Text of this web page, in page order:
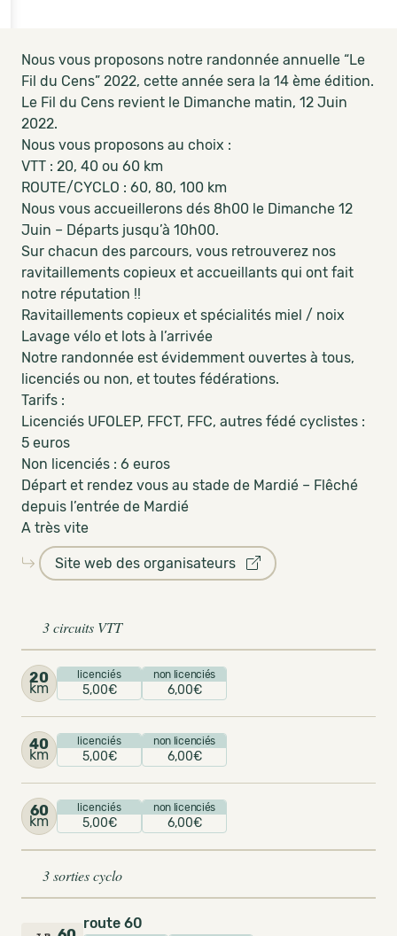
Nous vous proposons notre randonnée annuelle “Le
Fil du Cens” 2022, cette année sera la 14 ème édition.
Le Fil du Cens revient le Dimanche matin, 12 Juin
2022.
Nous vous proposons au choix :
VTT : 20, 40 ou 60 km
ROUTE/CYCLO : 60, 80, 100 km
Nous vous accueillerons dés 8h00 le Dimanche 12
Juin – Départs jusqu’à 10h00.
Sur chacun des parcours, vous retrouverez nos
ravitaillements copieux et accueillants qui ont fait
notre réputation !!
Ravitaillements copieux et spécialités miel / noix
Lavage vélo et lots à l’arrivée
Notre randonnée est évidemment ouvertes à tous,
licenciés ou non, et toutes fédérations.
Tarifs :
Licenciés UFOLEP, FFCT, FFC, autres fédé cyclistes :
5 euros
Non licenciés : 6 euros
Départ et rendez vous au stade de Mardié – Flêché
depuis l’entrée de Mardié
A très vite
Site web des organisateurs
3 circuits VTT
20
km
licenciés
5,00€
non licenciés
6,00€
40
km
licenciés
5,00€
non licenciés
6,00€
60
km
licenciés
5,00€
non licenciés
6,00€
3 sorties cyclo
route 60